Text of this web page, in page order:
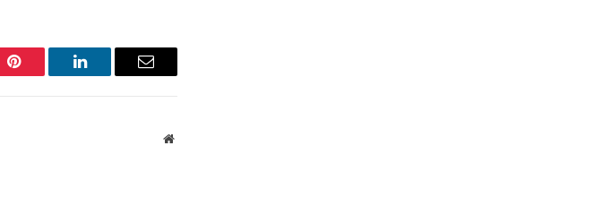
Pinterest LinkedIn Email
Website